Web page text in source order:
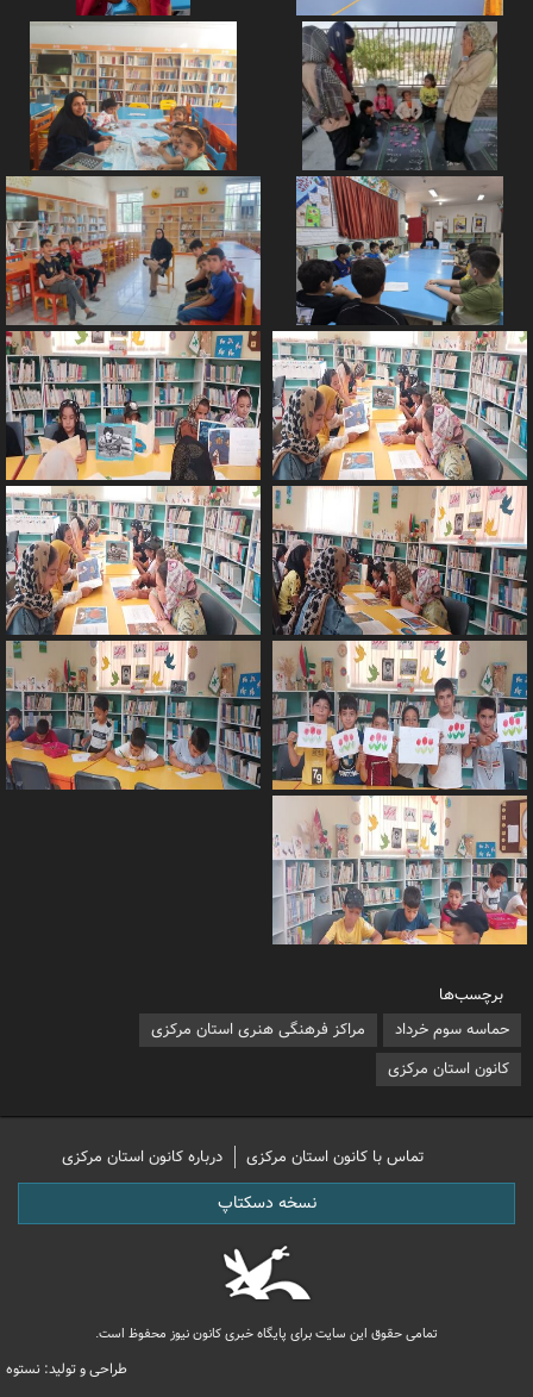
برچسب‌ها
حماسه سوم خرداد
مراکز فرهنگی هنری استان مرکزی
کانون استان مرکزی
تماس با کانون استان مرکزی درباره کانون استان مرکزی
نسخه دسکتاپ
تمامی حقوق این سایت برای پایگاه خبری کانون نیوز محفوظ است.
طراحی و تولید: نستوه